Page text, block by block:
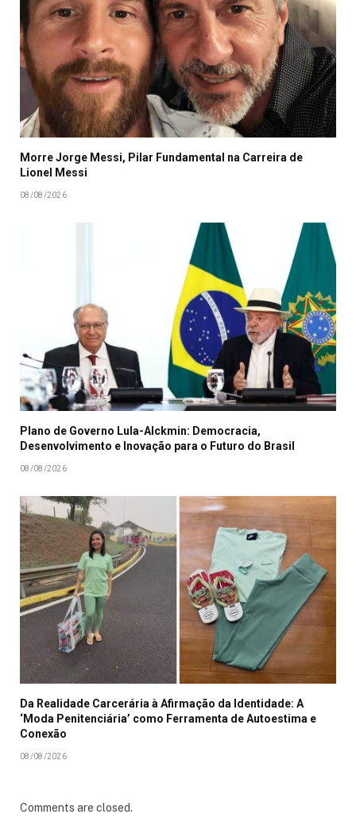
Morre Jorge Messi, Pilar Fundamental na Carreira de
Lionel Messi
08/08/2026
Plano de Governo Lula-Alckmin: Democracia,
Desenvolvimento e Inovação para o Futuro do Brasil
08/08/2026
Da Realidade Carcerária à Afirmação da Identidade: A
‘Moda Penitenciária’ como Ferramenta de Autoestima e
Conexão
08/08/2026
Comments are closed.